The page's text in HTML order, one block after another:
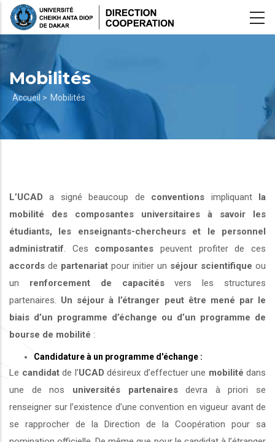
Aller
Mobilités
Fil
d'Ariane
Accueil > Mobilités
L’UCAD a signé beaucoup de conventions impliquant la
mobilité des composantes universitaires à savoir les
étudiants, les enseignants-chercheurs et le personnel
administratif . Ces composantes peuvent profiter de ces
accords de partenariat pour initier un séjour scientifique ou
un renforcement de capacitésvers les structures
partenaires. Un séjour à l’étranger peut être mené par le
biais d’un programme d’échange ou d’un programme de
bourse de mobilité :
Candidature à un programme d'échange :
Le candidatde l’UCAD désireux d’effectuer une mobilité dans
une de nos universités partenairesdevra à priori se
renseigner sur l’existence d’une convention en vigueur avant de
se rapprocher de la Direction de la Coopération pour sa